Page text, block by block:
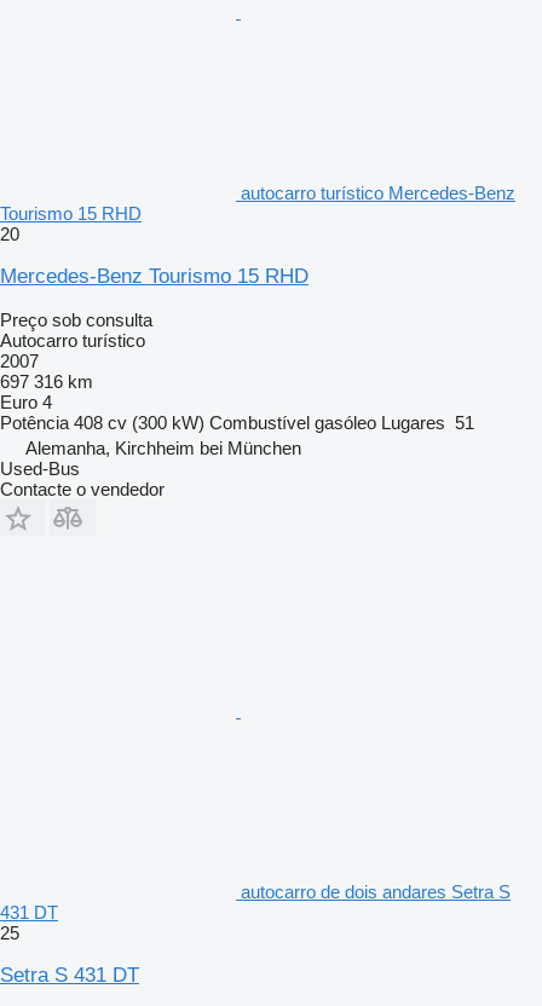
autocarro turístico Mercedes-Benz
Tourismo 15 RHD
20
Mercedes-Benz Tourismo 15 RHD
Preço sob consulta
Autocarro turístico
2007
697 316 km
Euro 4
Potência 408 cv (300 kW) Combustível gasóleo Lugares 51
Alemanha, Kirchheim bei München
Used-Bus
Contacte o vendedor
autocarro de dois andares Setra S
431 DT
25
Setra S 431 DT